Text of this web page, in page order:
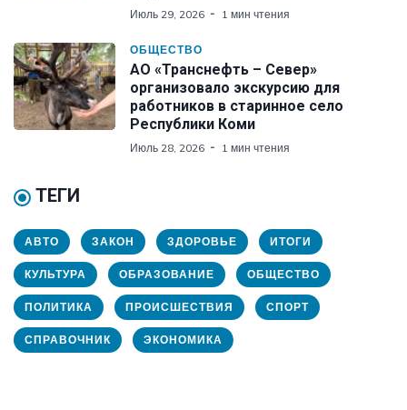
Июль 29, 2026 1 мин чтения
ОБЩЕСТВО
АО «Транснефть – Север»
организовало экскурсию для
работников в старинное село
Республики Коми
Июль 28, 2026 1 мин чтения
ТЕГИ
АВТО ЗАКОН ЗДОРОВЬЕ ИТОГИ
КУЛЬТУРА ОБРАЗОВАНИЕ ОБЩЕСТВО
ПОЛИТИКА ПРОИСШЕСТВИЯ СПОРТ
СПРАВОЧНИК ЭКОНОМИКА